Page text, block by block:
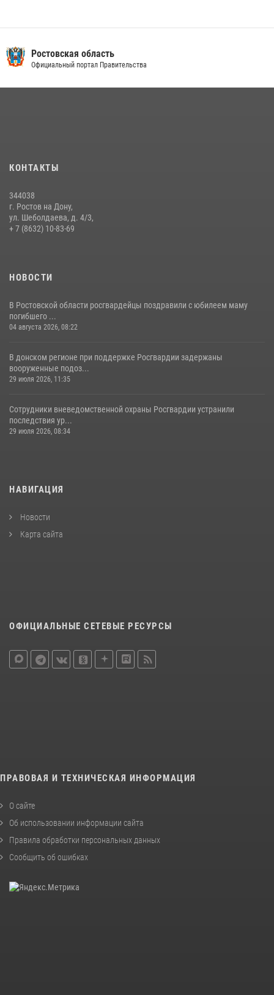
29 июля 2026, 11:35
В Ростовской области сотрудники Росгвардии познакомили
воспитанников детского сада со своей службой
09 июля 2026, 13:58
Ростовская область
Официальный портал Правительства
КОНТАКТЫ
344038
г. Ростов на Дону,
ул. Шеболдаева, д. 4/3,
+ 7 (8632) 10-83-69
НОВОСТИ
В Ростовской области росгвардейцы поздравили с юбилеем маму
погибшего ...
04 августа 2026, 08:22
В донском регионе при поддержке Росгвардии задержаны
вооруженные подоз...
29 июля 2026, 11:35
Сотрудники вневедомственной охраны Росгвардии устранили
последствия ур...
29 июля 2026, 08:34
НАВИГАЦИЯ
Новости
Карта сайта
ОФИЦИАЛЬНЫЕ СЕТЕВЫЕ РЕСУРСЫ
ПРАВОВАЯ И ТЕХНИЧЕСКАЯ ИНФОРМАЦИЯ
О сайте
Об использовании информации сайта
Правила обработки персональных данных
Сообщить об ошибках